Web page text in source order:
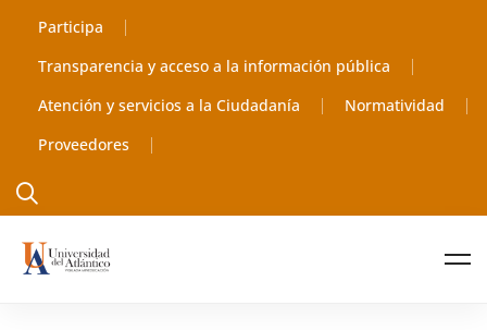
Participa
Transparencia y acceso a la información pública
Atención y servicios a la Ciudadanía
Normatividad
Proveedores